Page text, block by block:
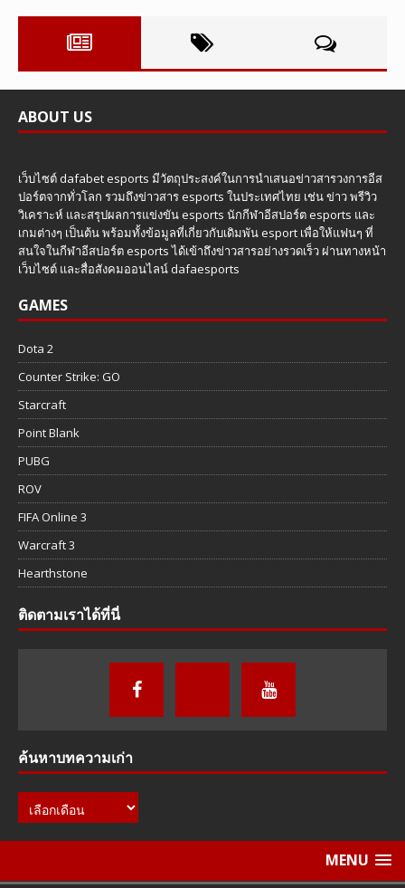
ABOUT US
เว็บไซต์ dafabet esports มีวัตถุประสงค์ในการนำเสนอข่าวสารวงการอีส
ปอร์ตจากทั่วโลก รวมถึงข่าวสาร esports ในประเทศไทย เช่น ข่าว พรีวิว
วิเคราะห์ และสรุปผลการแข่งขัน esports นักกีฬาอีสปอร์ต esports และ
เกมต่างๆ เป็นต้น พร้อมทั้งข้อมูลที่เกี่ยวกับเดิมพัน esport เพื่อให้แฟนๆ ที่
สนใจในกีฬาอีสปอร์ต esports ได้เข้าถึงข่าวสารอย่างรวดเร็ว ผ่านทางหน้า
เว็บไซต์ และสื่อสังคมออนไลน์ dafaesports
GAMES
Dota 2
Counter Strike: GO
Starcraft
Point Blank
PUBG
ROV
FIFA Online 3
Warcraft 3
Hearthstone
ติดตามเราได้ที่นี่
ค้นหาบทความเก่า
MENU